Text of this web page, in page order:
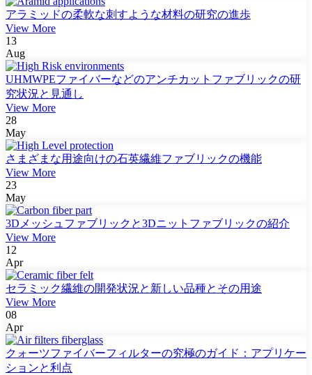
アラミッドの柔軟な刺すような材料の研究の進歩
View More
13
Aug
UHMWPEファイバーなどのアンチカットファブリックの研
究状況と見通し
View More
28
May
さまざまな用途向けの石英繊維ファブリックの機能
View More
23
May
3Dメッシュファブリックと3Dニットファブリックの紹介
View More
12
Apr
セラミック繊維の開発状況と新しい品種とその用途
View More
08
Apr
クォーツファイバーフィルターの究極のガイド：アプリケー
ションと利点